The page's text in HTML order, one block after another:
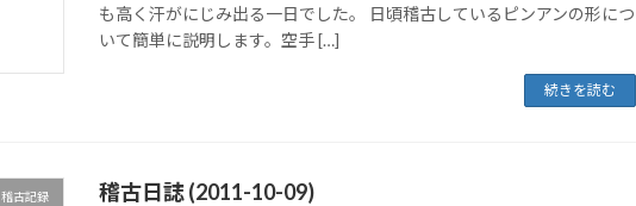
も高く汗がにじみ出る一日でした。 日頃稽古しているピンアンの形につ
いて簡単に説明します。空手 […]
続きを読む
稽古記録 稽古日誌 (2011-10-09)